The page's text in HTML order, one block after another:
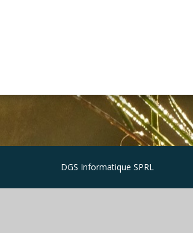
DGS Informatique SPRL